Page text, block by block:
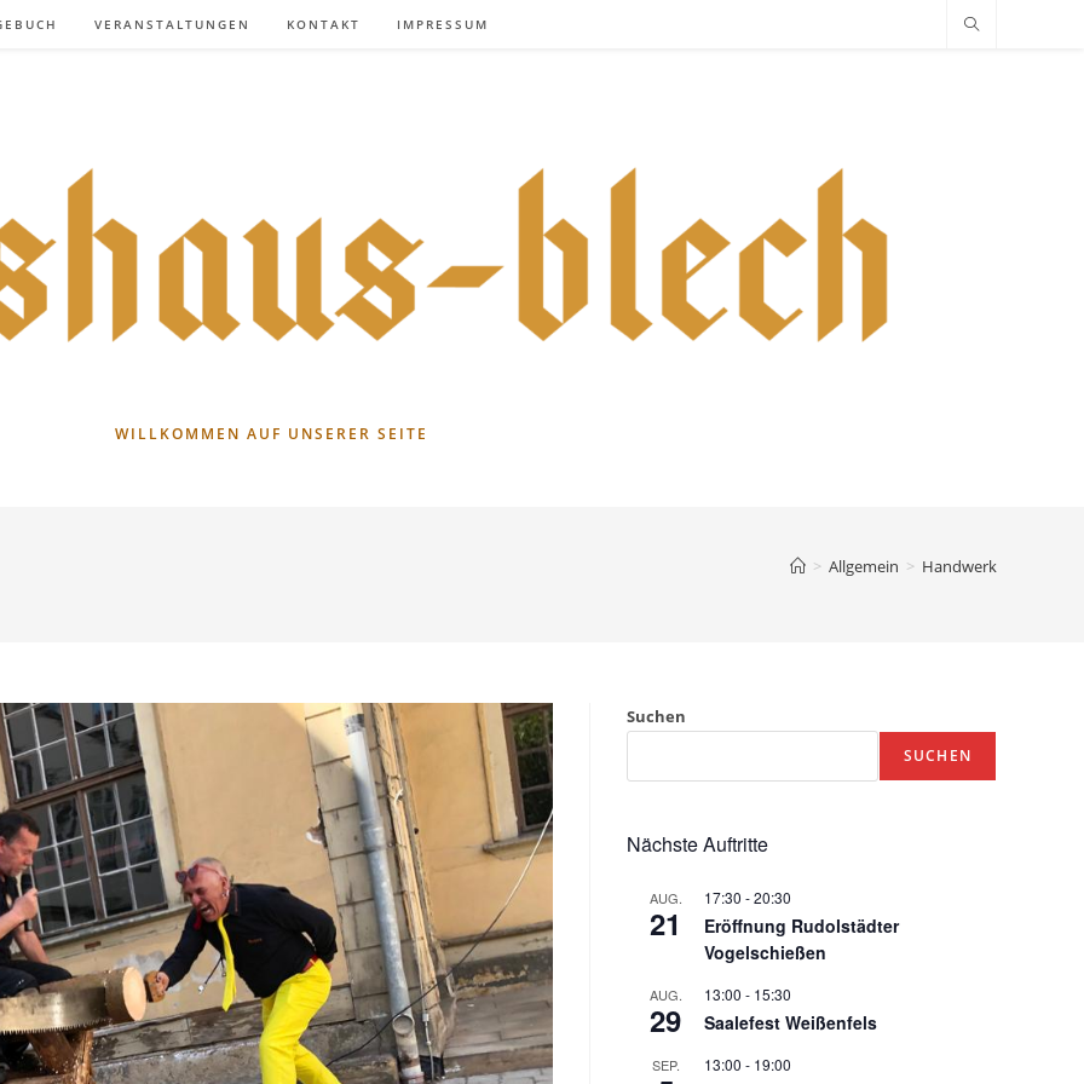
VERANSTALTUNGEN KONTAKT IMPRESSUM
WILLKOMMEN AUF UNSERER SEITE
> Allgemein > Handwerk
Suchen
SUCHEN
Nächste Auftritte
AUG.
21
17:30 -20:30
Eröffnung Rudolstädter
Vogelschießen
AUG.
29
13:00 - 15:30
Saalefest Weißenfels
SEP. 13:00 - 19:00